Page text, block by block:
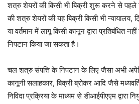
शत्रु शेयरों की किसी भी बिक्री शुरू करने से पहले
की शत्रु शेयरों की यह बिक्री किसी भी न्यायालय,
या वर्तमान में लागू किसी कानून द्वारा प्रतिबंधित
निपटान किया जा सकता है।
चल शत्रु संपत्ति के निपटान के लिए जैसा अभी
कानूनी सलाहकार, बिक्री ब्रोकर आदि जैसे
निविदा प्रक्रिया के माध्यम से डीआईपीएएम द्वारा